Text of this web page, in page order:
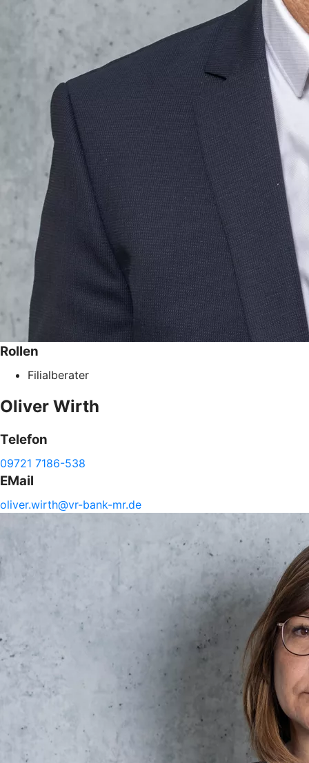
Rollen
Filialberater
Oliver Wirth
Telefon
09721 7186-538
EMail
oliver.wirth@vr-bank-mr.de